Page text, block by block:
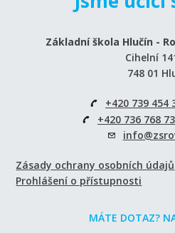
Základní škola Hlučín -
Cihelní
748 01
+420 739 454
+420 736 768
Zásady ochrany osobních údajů
Prohlášení o přístupnosti
MÁTE DOTAZ?